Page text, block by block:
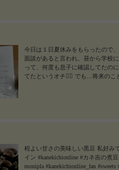
今日は１日夏休みをもらったので
面談があると言われ、昼から学校
って、何度も息子に確認してたの
てたというオチ😮‍💨 でも…将来の
#kanekichionline_fan
2023/08/28
程よい甘さの美味しい黒豆 私好み
イン #kanekichionline #カネ吉の煮
monipla #kanekichionline_fan